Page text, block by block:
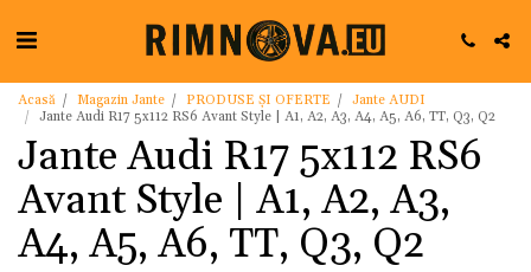
Acasă Magazin Jante PRODUSE ȘI OFERTE
Jante AUDI
Jante Audi R17 5x112 RS6 Avant Style | A1, A2, A3, A4, A5, A6, TT, Q3, Q2
Jante Audi R17 5x112 RS6
Avant Style | A1, A2, A3,
A4, A5, A6, TT, Q3, Q2